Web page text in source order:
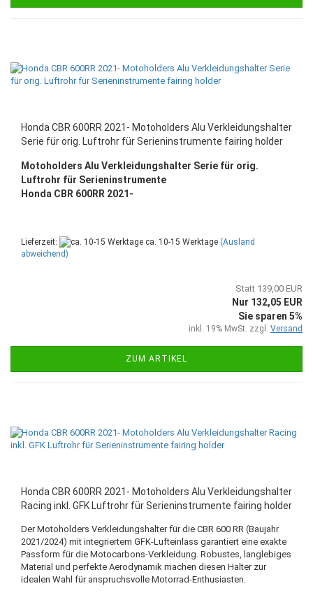
Honda CBR 600RR 2021- Motoholders Alu Verkleidungshalter
Serie für orig. Luftrohr für Serieninstrumente fairing holder
Motoholders Alu Verkleidungshalter Serie für orig.
Luftrohr für Serieninstrumente
Honda CBR 600RR 2021-
Lieferzeit: ca. 10-15 Werktage (Ausland
abweichend)
Statt 139,00 EUR
Nur 132,05 EUR
Sie sparen 5%
inkl. 19% MwSt. zzgl. Versand
ZUM ARTIKEL
Honda CBR 600RR 2021- Motoholders Alu Verkleidungshalter
Racing inkl. GFK Luftrohr für Serieninstrumente fairing holder
Der Motoholders Verkleidungshalter für die CBR 600 RR (Baujahr
2021/2024) mit integriertem GFK-Lufteinlass garantiert eine exakte
Passform für die Motocarbons-Verkleidung. Robustes, langlebiges
Material und perfekte Aerodynamik machen diesen Halter zur
idealen Wahl für anspruchsvolle Motorrad-Enthusiasten.